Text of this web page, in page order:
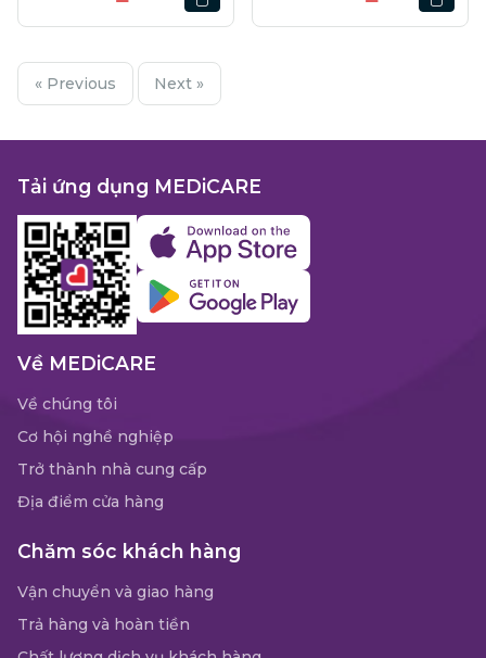
« Previous Next »
Tải ứng dụng MEDiCARE
Về MEDiCARE
Về chúng tôi
Cơ hội nghề nghiệp
Trở thành nhà cung cấp
Địa điểm cửa hàng
Chăm sóc khách hàng
Vận chuyển và giao hàng
Trả hàng và hoàn tiền